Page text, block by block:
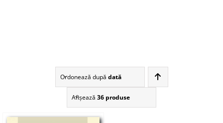
Ordonează după dată
Afişează 36 produse